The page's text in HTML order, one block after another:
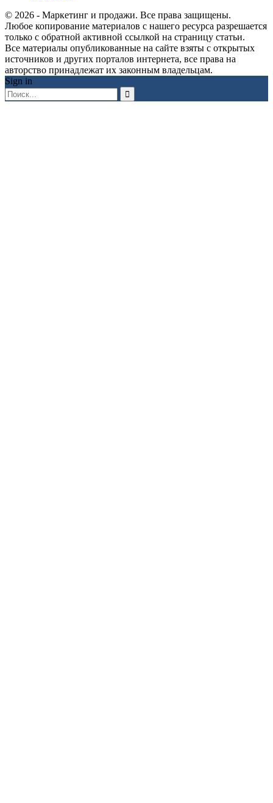
© 2026 - Маркетинг и продажи. Все права защищены.
Любое копирование материалов с нашего ресурса разрешается
только с обратной активной ссылкой на страницу статьи.
Все материалы опубликованные на сайте взяты с открытых
источников и других порталов интернета, все права на
авторство принадлежат их законным владельцам.
Sign in